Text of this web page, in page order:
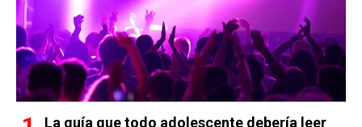
La guía que todo adolescente debería leer